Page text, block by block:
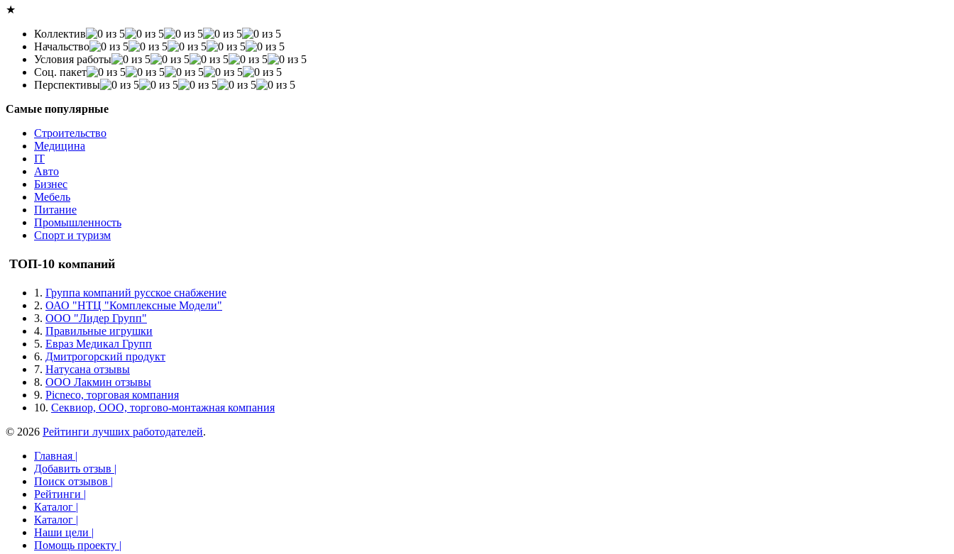
★
Коллектив
Начальство
Условия работы
Соц. пакет
Перспективы
Самые популярные
Строительство
Медицина
IT
Авто
Бизнес
Мебель
Питание
Промышленность
Спорт и туризм
ТОП-10 компаний
1. Группа компаний русское снабжение
2. ОАО "НТЦ "Комплексные Модели"
3. ООО "Лидер Групп"
4. Правильные игрушки
5. Евраз Медикал Групп
6. Дмитрогорский продукт
7. Натусана отзывы
8. ООО Лакмин отзывы
9. Picneco, торговая компания
10. Секвиор, ООО, торгово-монтажная компания
© 2026 Рейтинги лучших работодателей.
Главная |
Добавить отзыв |
Поиск отзывов |
Рейтинги |
Каталог |
Каталог |
Наши цели |
Помощь проекту |